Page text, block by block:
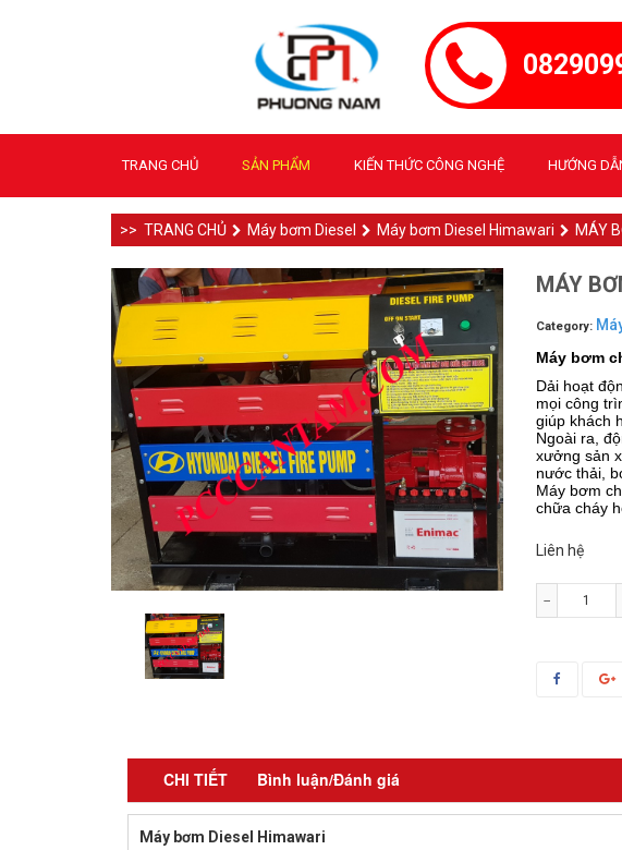
TRANG CHỦ SẢN PHẨM KIẾN THỨC CÔNG NGHỆ HƯỚNG
TRANG CHỦ Máy bơm Diesel Máy bơm Diesel Himawari MÁY
MÁY
Category:
Máy bơm
Dải hoạt
mọi công
giúp khách
Ngoài ra,
xưởng sản
nước thải,
Máy bơm
chữa cháy
Liên hệ
−
CHI TIẾT Bình luận/Đánh giá
Máy bơm Diesel Himawari